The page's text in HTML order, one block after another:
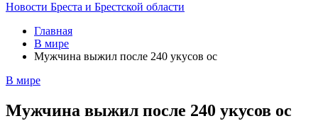
Новости Бреста и Брестской области
Главная
В мире
Мужчина выжил после 240 укусов ос
В мире
Мужчина выжил после 240 укусов ос